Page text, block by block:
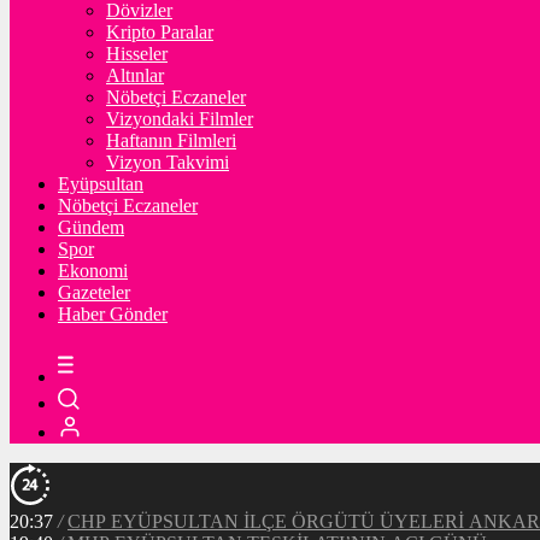
Dövizler
Kripto Paralar
Hisseler
Altınlar
Nöbetçi Eczaneler
Vizyondaki Filmler
Haftanın Filmleri
Vizyon Takvimi
Eyüpsultan
Nöbetçi Eczaneler
Gündem
Spor
Ekonomi
Gazeteler
Haber Gönder
20:37 / CHP EYÜPSULTAN İLÇE ÖRGÜTÜ ÜYELERİ